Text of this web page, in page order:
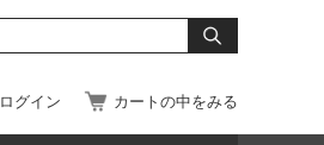
ログイン カートの中をみる